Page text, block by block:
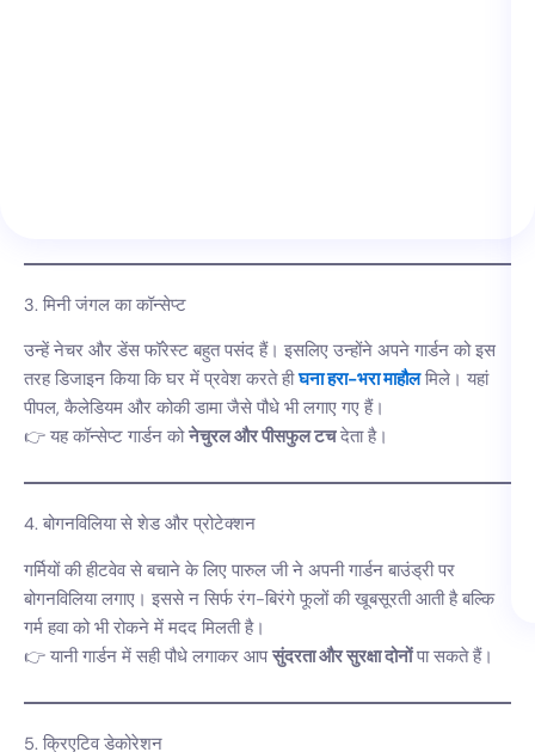
3. मिनी जंगल का कॉन्सेप्ट
उन्हें नेचर और डेंस फॉरेस्ट बहुत पसंद हैं। इसलिए उन्होंने अपने गार्डन को इस
तरह डिजाइन किया कि घर में प्रवेश करते हीघना हरा-भरा माहौलमिले। यहां
पीपल, कैलेडियम और कोकी डामा जैसे पौधे भी लगाए गए हैं।
👉 यह कॉन्सेप्ट गार्डन कोनेचुरल और पीसफुल टचदेता है।
4. बोगनविलिया से शेड और प्रोटेक्शन
गर्मियों की हीटवेव से बचाने के लिए पारुल जी ने अपनी गार्डन बाउंड्री पर
बोगनविलिया लगाए। इससे न सिर्फ रंग-बिरंगे फूलों की खूबसूरती आती है बल्कि
गर्म हवा को भी रोकने में मदद मिलती है।
👉 यानी गार्डन में सही पौधे लगाकर आपसुंदरता और सुरक्षा दोनोंपा सकते हैं।
5. क्रिएटिव डेकोरेशन